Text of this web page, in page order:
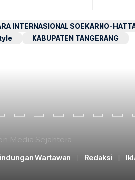
INTERNASIONAL SOEKARNO-
KABUPATEN TANGERANG
Media Sejahtera
Wartawan Redaksi